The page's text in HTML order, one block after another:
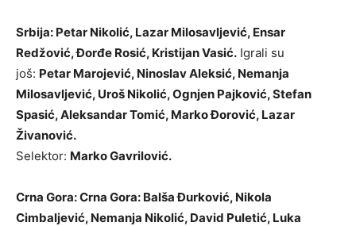
Srbija: Petar Nikolić, Lazar Milosavljević, Ensar
Redžović, Đorđe Rosić, Kristijan Vasić. Igrali su
još: Petar Marojević, Ninoslav Aleksić, Nemanja
Milosavljević, Uroš Nikolić, Ognjen Pajković, Stefan
Spasić, Aleksandar Tomić, Marko Đorović, Lazar
Živanović.
Selektor: Marko Gavrilović.
Crna Gora: Crna Gora: Balša Đurković, Nikola
Cimbaljević, Nemanja Nikolić, David Puletić, Luka